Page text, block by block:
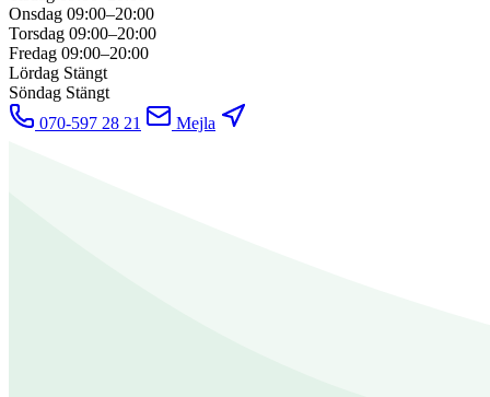
Onsdag 09:00–20:00
Torsdag 09:00–20:00
Fredag 09:00–20:00
Lördag Stängt
Söndag Stängt
070-597 28 21
Mejla